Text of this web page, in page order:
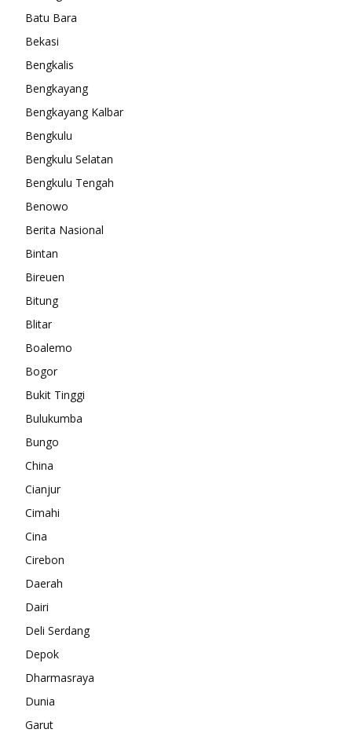
Batu Bara
Bekasi
Bengkalis
Bengkayang
Bengkayang Kalbar
Bengkulu
Bengkulu Selatan
Bengkulu Tengah
Benowo
Berita Nasional
Bintan
Bireuen
Bitung
Blitar
Boalemo
Bogor
Bukit Tinggi
Bulukumba
Bungo
China
Cianjur
Cimahi
Cina
Cirebon
Daerah
Dairi
Deli Serdang
Depok
Dharmasraya
Dunia
Garut